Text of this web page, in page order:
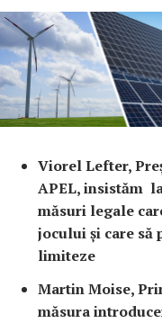
Viorel Lefter,
APEL, insistăm
măsuri legale
jocului și care să
limiteze
Martin Moise,
măsura